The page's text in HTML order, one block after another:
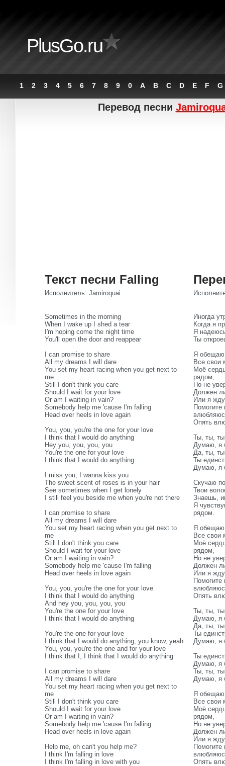
PlusGo.ru
1 2 3 4 5 6 7 8 9 0 A B C D E F G
Перевод песни
Текст песни Falling
Исполнитель: Jamiroquai
Sometimes in the morning
When I wake up I shed a tear
I'm hoping come the night time
You'll open the door and reappear
I can promise to share
All my dreams I will dare
You set my heart racing when you get next to
me
Still I don't think you care
Should I wait for your love
Or am I waiting in vain?
Somebody help me 'cause I'm falling
Head over heels in love again
You, you, you're the one for your love
I think that I would do anything
Hey you, you, you, you
You're the one for your love
I think that I would do anything
I miss you, I wanna kiss you
The sweet scent of roses is in your hair
See sometimes when I get lonely
I still feel you beside me when you're not there
I can promise to share
All my dreams I will dare
You set my heart racing when you get next to
me
Still I don't think you care
Should I wait for your love
Or am I waiting in vain?
Somebody help me 'cause I'm falling
Head over heels in love again
You, you, you're the one for your love
I think that I would do anything
And hey you, you, you, you
You're the one for your love
I think that I would do anything
You're the one for your love
I think that I would do anything, you know, yeah
You, you, you're the one and for your love
I think that I, I think that I would do anything
I can promise to share
All my dreams I will dare
You set my heart racing when you get next to
me
Still I don't think you care
Should I wait for your love
Or am I waiting in vain?
Somebody help me 'cause I'm falling
Head over heels in love again
Help me, oh can't you help me?
I think I'm falling in love
I think I'm falling in love with you
Иногда
Когда я
Я
Ты
Я обещаю
Все свои
Моё
рядом,
Но не
Должен
Или я
Помогите
Опять
Ты, ты, ты
Думаю, я
Да, ты,
Ты
Думаю, я
Скучаю
Твои
Знаешь,
Я
рядом.
Я обещаю
Все свои
Моё
рядом,
Но не
Должен
Или я
Помогите
Опять
Ты, ты, ты
Думаю, я
Да, ты,
Ты
Думаю, я
Ты
Думаю, я
Ты, ты, ты
Думаю, я
Я обещаю
Все свои
Моё
рядом,
Но не
Должен
Или я
Помогите
Опять